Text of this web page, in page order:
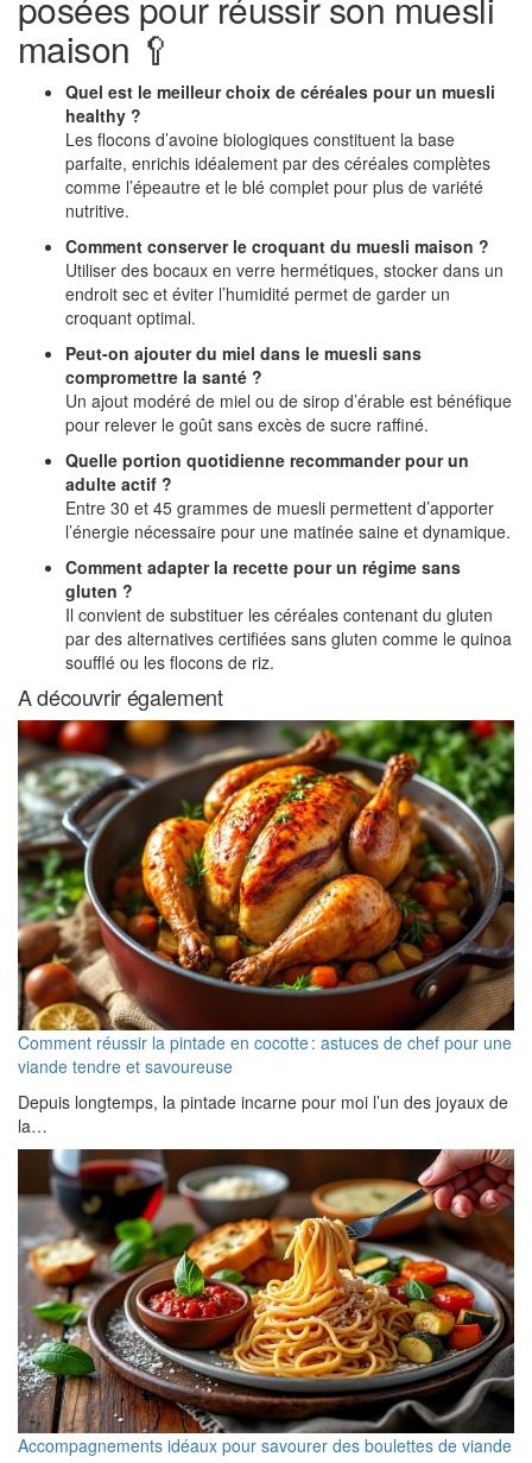
maison 🥄
Quel est le meilleur choix de céréales pour un muesli
healthy ?
Les flocons d’avoine biologiques constituent la base
parfaite, enrichis idéalement par des céréales complètes
comme l’épeautre et le blé complet pour plus de variété
nutritive.
Comment conserver le croquant du muesli maison ?
Utiliser des bocaux en verre hermétiques, stocker dans un
endroit sec et éviter l’humidité permet de garder un
croquant optimal.
Peut-on ajouter du miel dans le muesli sans
compromettre la santé ?
Un ajout modéré de miel ou de sirop d’érable est bénéfique
pour relever le goût sans excès de sucre raffiné.
Quelle portion quotidienne recommander pour un
adulte actif ?
Entre 30 et 45 grammes de muesli permettent d’apporter
l’énergie nécessaire pour une matinée saine et dynamique.
Comment adapter la recette pour un régime sans
gluten ?
Il convient de substituer les céréales contenant du gluten
par des alternatives certifiées sans gluten comme le quinoa
soufflé ou les flocons de riz.
A découvrir également
Comment réussir la pintade en cocotte : astuces de chef pour une
viande tendre et savoureuse
Depuis longtemps, la pintade incarne pour moi l’un des joyaux de
la…
Accompagnements idéaux pour savourer des boulettes de viande